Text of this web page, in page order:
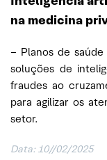
na medicina
– Planos de
soluções de
fraudes ao
para agilizar os
setor.
Data: 10//02/2025